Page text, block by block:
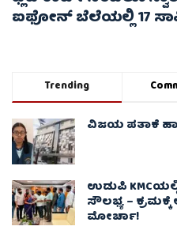
ಐಫೋನ್ ಬೆಲೆಯಲ್ಲಿ 17
Trending
ವಿಜಯ ಪತಾಕೆ
ಉಡುಪಿ
ಸೌಲಭ್ಯ –
ಮೋರ್ಚಾ!